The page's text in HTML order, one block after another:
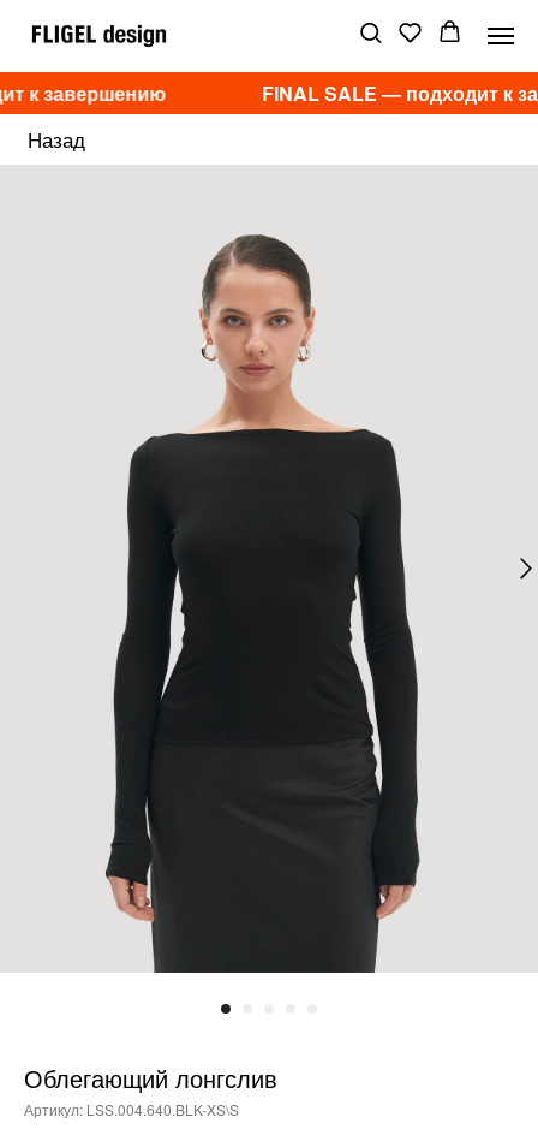
к завершению FINAL SALE — подходит к
Назад
Облегающий лонгслив
Артикул: LSS.004.640.BLK-XS\S